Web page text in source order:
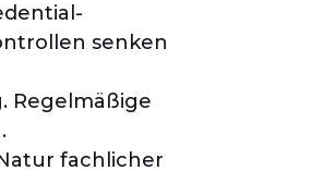
senken
Regelmäßige
fachlicher